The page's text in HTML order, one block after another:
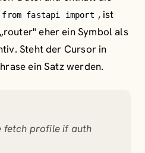
from fastapi import , ist
eher ein Symbol als
Steht der Cursor in
ein Satz werden.
fetch profile if auth